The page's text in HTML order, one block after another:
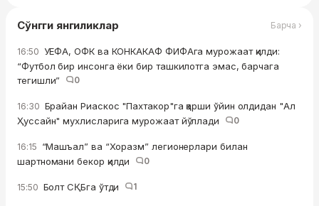
Сўнгги янгиликлар Барча ›
16:50 УЕФА, ОФК ва КОНКАКАФ ФИФАга мурожаат қилди:
“Футбол бир инсонга ёки бир ташкилотга эмас, барчага
тегишли”
0
16:30 Брайан Риаскос "Пахтакор"га қарши ўйин олдидан "Ал
Ҳуссайн" мухлисларига мурожаат йўллади
0
16:15 “Машъал” ва “Хоразм” легионерлари билан
шартномани бекор қилди
0
15:50 Болт СҚБга ўтди 1